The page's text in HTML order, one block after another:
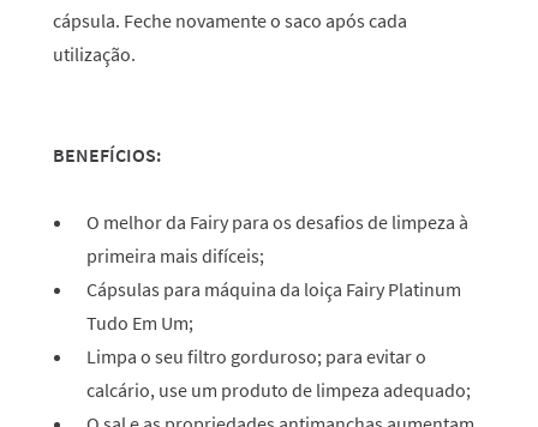
cápsula. Feche novamente o saco após cada
utilização.
BENEFÍCIOS:
O melhor da Fairy para os desafios de limpeza à
primeira mais difíceis;
Cápsulas para máquina da loiça Fairy Platinum
Tudo Em Um;
Limpa o seu filtro gorduroso; para evitar o
calcário, use um produto de limpeza adequado;